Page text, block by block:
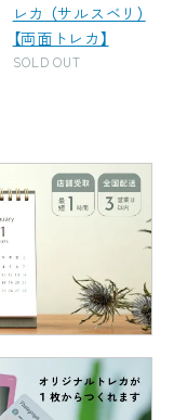
レカ （サルスベリ）
【両面トレカ】
SOLD OUT